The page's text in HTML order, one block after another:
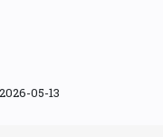
2026-05-13